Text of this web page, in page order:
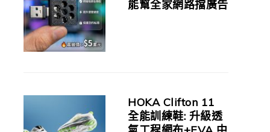
能幫全家網路擋廣告
HOKA Clifton 11
全能訓練鞋: 升級透